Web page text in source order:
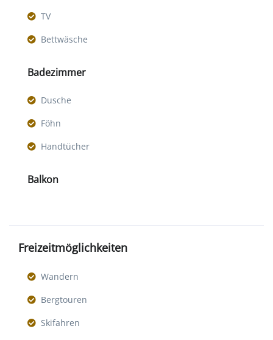
TV
Bettwäsche
Badezimmer
Dusche
Föhn
Handtücher
Balkon
Freizeitmöglichkeiten
Wandern
Bergtouren
Skifahren